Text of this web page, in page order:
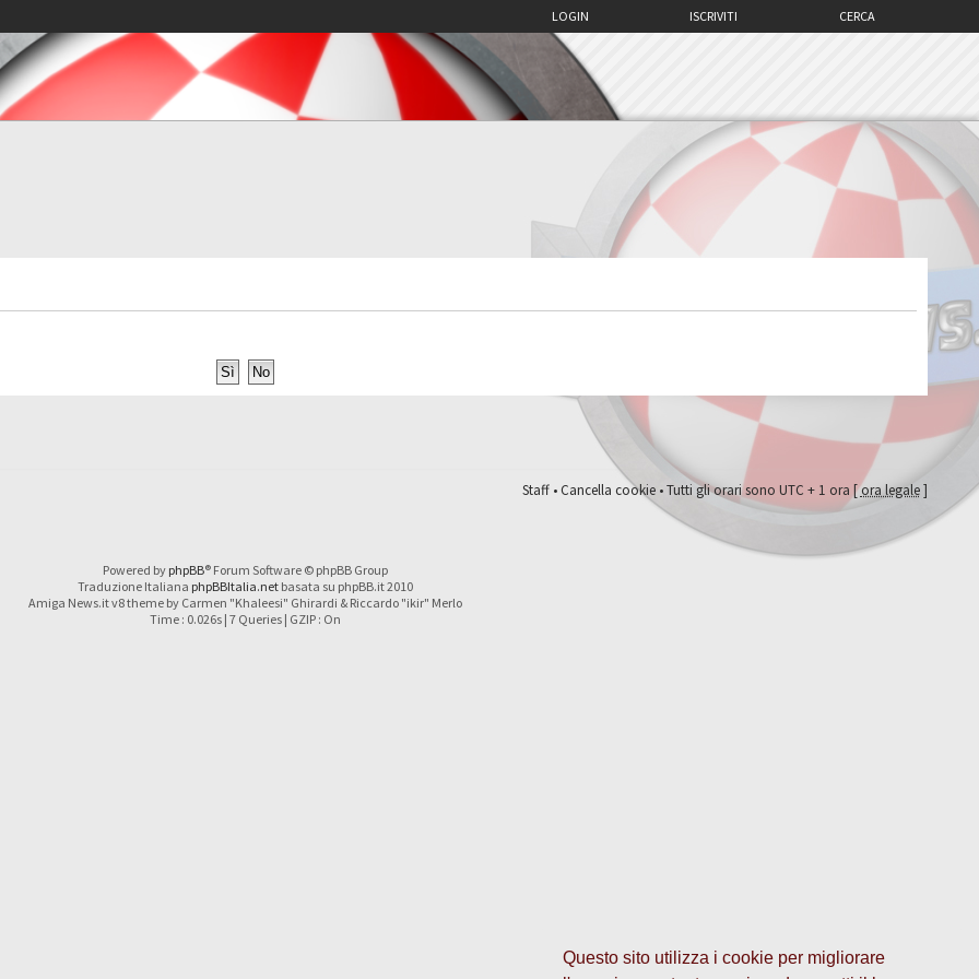
Questo sito utilizza i cookie per migliorare
CERCA
ISCRIVITI
LOGIN
Staff•Cancella cookie• Tutti gli orari sono UTC + 1 ora [ora legale]
Powered by phpBB® Forum Software © phpBB Group
Traduzione Italiana phpBBItalia.netbasata su phpBB.it 2010
Amiga News.it v8 theme by Carmen "Khaleesi" Ghirardi & Riccardo "ikir" Merlo
Time : 0.026s | 7 Queries | GZIP : On